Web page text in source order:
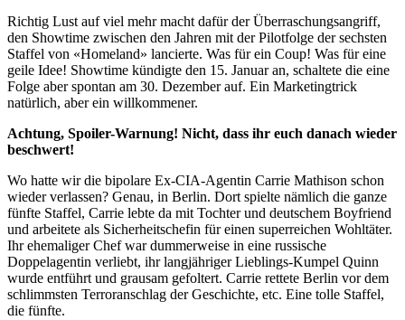
Richtig Lust auf viel mehr macht dafür der Überraschungsangriff,
den Showtime zwischen den Jahren mit der Pilotfolge der sechsten
Staffel von «Homeland» lancierte. Was für ein Coup! Was für eine
geile Idee! Showtime kündigte den 15. Januar an, schaltete die eine
Folge aber spontan am 30. Dezember auf. Ein Marketingtrick
natürlich, aber ein willkommener.
Achtung, Spoiler-Warnung! Nicht, dass ihr euch danach wieder
beschwert!
Wo hatte wir die bipolare Ex-CIA-Agentin Carrie Mathison schon
wieder verlassen? Genau, in Berlin. Dort spielte nämlich die ganze
fünfte Staffel, Carrie lebte da mit Tochter und deutschem Boyfriend
und arbeitete als Sicherheitschefin für einen superreichen Wohltäter.
Ihr ehemaliger Chef war dummerweise in eine russische
Doppelagentin verliebt, ihr langjähriger Lieblings-Kumpel Quinn
wurde entführt und grausam gefoltert. Carrie rettete Berlin vor dem
schlimmsten Terroranschlag der Geschichte, etc. Eine tolle Staffel,
die fünfte.